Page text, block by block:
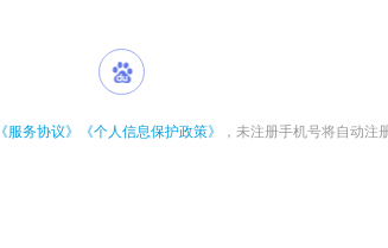
《服务协议》 《个人信息保护政策》 ，未注册手机号将自动注